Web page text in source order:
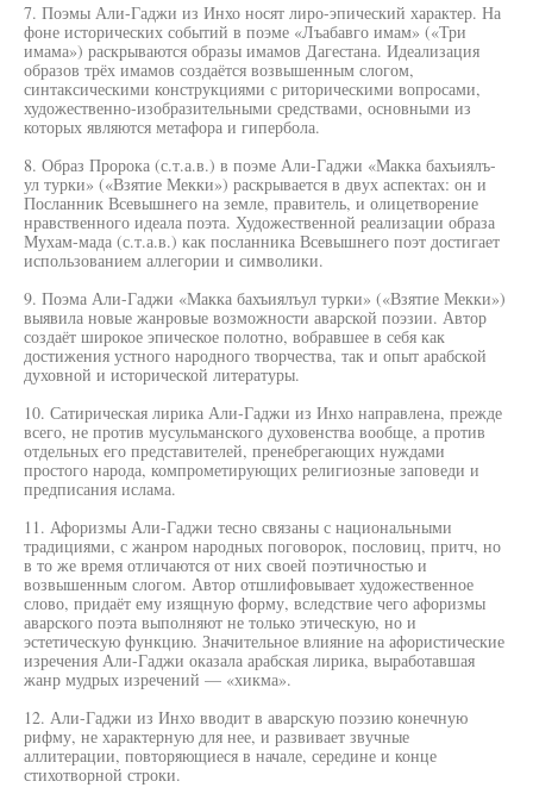
7. Поэмы Али-Гаджи из Инхо носят лиро-эпический характер. На
фоне исторических событий в поэме «Лъабавго имам» («Три
имама») раскрываются образы имамов Дагестана. Идеализация
образов трёх имамов создаётся возвышенным слогом,
синтаксическими конструкциями с риторическими вопросами,
художественно-изобразительными средствами, основными из
которых являются метафора и гипербола.
8. Образ Пророка (с.т.а.в.) в поэме Али-Гаджи «Макка бахъиялъ-
ул турки» («Взятие Мекки») раскрывается в двух аспектах: он и
Посланник Всевышнего на земле, правитель, и олицетворение
нравственного идеала поэта. Художественной реализации образа
Мухам-мада (с.т.а.в.) как посланника Всевышнего поэт достигает
использованием аллегории и символики.
9. Поэма Али-Гаджи «Макка бахъиялъул турки» («Взятие Мекки»)
выявила новые жанровые возможности аварской поэзии. Автор
создаёт широкое эпическое полотно, вобравшее в себя как
достижения устного народного творчества, так и опыт арабской
духовной и исторической литературы.
10. Сатирическая лирика Али-Гаджи из Инхо направлена, прежде
всего, не против мусульманского духовенства вообще, а против
отдельных его представителей, пренебрегающих нуждами
простого народа, компрометирующих религиозные заповеди и
предписания ислама.
11. Афоризмы Али-Гаджи тесно связаны с национальными
традициями, с жанром народных поговорок, пословиц, притч, но
в то же время отличаются от них своей поэтичностью и
возвышенным слогом. Автор отшлифовывает художественное
слово, придаёт ему изящную форму, вследствие чего афоризмы
аварского поэта выполняют не только этическую, но и
эстетическую функцию. Значительное влияние на афористические
изречения Али-Гаджи оказала арабская лирика, выработавшая
жанр мудрых изречений — «хикма».
12. Али-Гаджи из Инхо вводит в аварскую поэзию конечную
рифму, не характерную для нее, и развивает звучные
аллитерации, повторяющиеся в начале, середине и конце
стихотворной строки.